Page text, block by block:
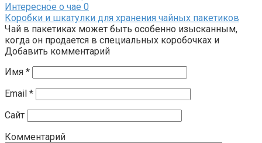
Интересное о чае 0
Коробки и шкатулки для хранения чайных пакетиков
Чай в пакетиках может быть особенно изысканным,
когда он продается в специальных коробочках и
Добавить комментарий
Имя *
Email *
Сайт
Комментарий